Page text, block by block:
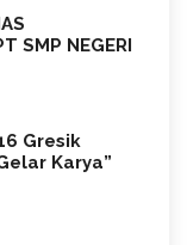
SMP NEGERI
Gresik
Karya”